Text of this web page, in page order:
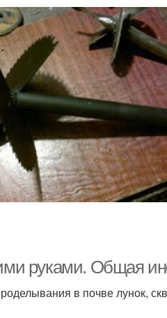
руками. Общая
в почве лунок,